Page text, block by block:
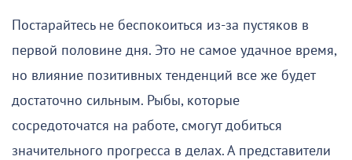
Постарайтесь не беспокоиться из-за пустяков в
первой половине дня. Это не самое удачное время,
но влияние позитивных тенденций все же будет
достаточно сильным. Рыбы, которые
сосредоточатся на работе, смогут добиться
значительного прогресса в делах. А представители